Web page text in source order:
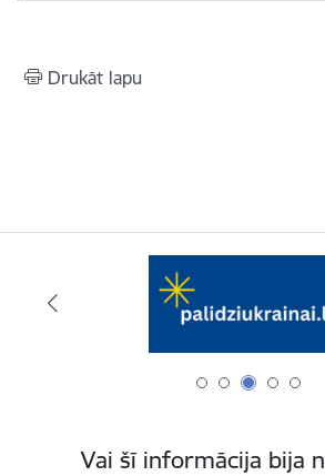
Drukāt lapu
Vai šī informācija bija